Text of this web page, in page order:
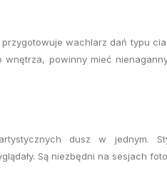
przygotowuje wachlarz dań typu
powinny mieć
dusz w jednym.
Są niezbędni na sesjach